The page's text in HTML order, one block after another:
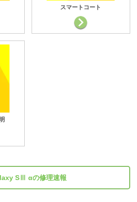
スマートコート
SⅢ αの修理速報